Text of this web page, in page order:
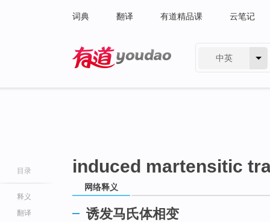
词典 翻译 有道精品课 云笔记
中英
目录
释义
翻译
induced martensitic
网络释义
诱发马氏体相变